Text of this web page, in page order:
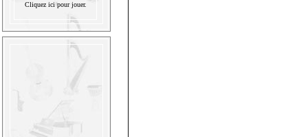
Cliquez ici pour jouer.